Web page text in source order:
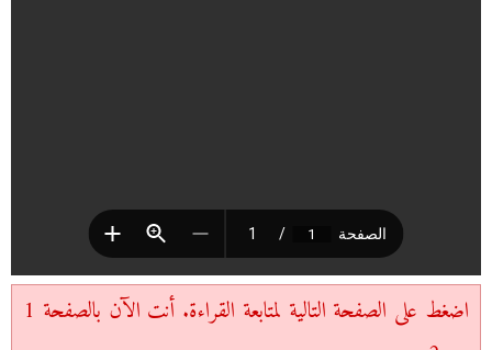
اضغط على الصفحة التالية لمتابعة القراءة. أنت الآن بالصفحة 1